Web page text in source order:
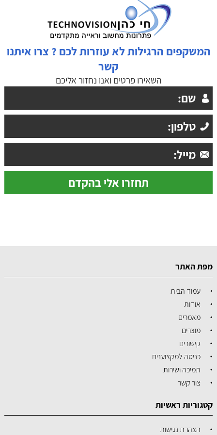
המשקפים הרגילות לא עוזרות לכם ? צרו איתנו
קשר
השאירו פרטים ואנו נחזור אליכם
מפת האתר
עמוד הבית
אודות
מאמרים
מוצרים
קישורים
כניסה למקצוענים
תמיכה ושירות
צור קשר
קטגוריות ראשיות
הצהרת נגישות